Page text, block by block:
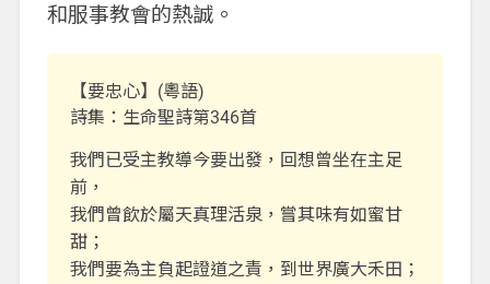
和服事教會的熱誠。
【要忠心】(粵語)
詩集：生命聖詩第346首
我們已受主教導今要出發，回想曾坐在主足
前，
我們曾飲於屬天真理活泉，嘗其味有如蜜甘
甜；
我們要為主負起證道之責，到世界廣大禾田；